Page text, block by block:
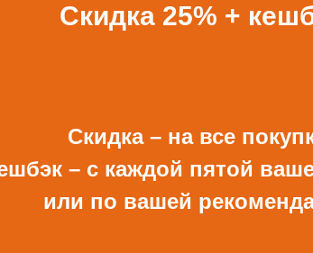
ОТКРЫТКА И
КОНВЕРТ С ДЕКОРОМ
КОНВЕРТ
Скидка 25% +
Скидка – на все
– с каждой пятой
или по вашей